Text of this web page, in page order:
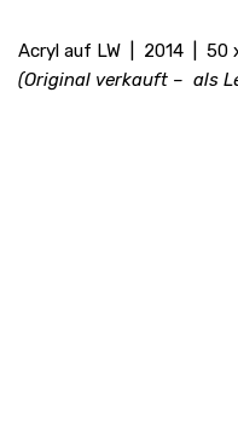
Acryl auf LW | 2014 | 50
(Original verkauft – als